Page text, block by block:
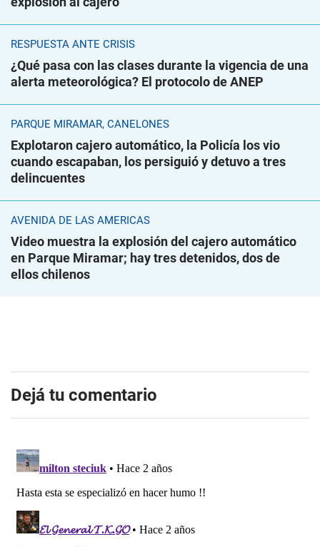
RESPUESTA ANTE CRISIS
¿Qué pasa con las clases durante la vigencia de una
alerta meteorológica? El protocolo de ANEP
PARQUE MIRAMAR, CANELONES
Explotaron cajero automático, la Policía los vio
cuando escapaban, los persiguió y detuvo a tres
delincuentes
AVENIDA DE LAS AMÉRICAS
Video muestra la explosión del cajero automático
en Parque Miramar; hay tres detenidos, dos de
ellos chilenos
Dejá tu comentario